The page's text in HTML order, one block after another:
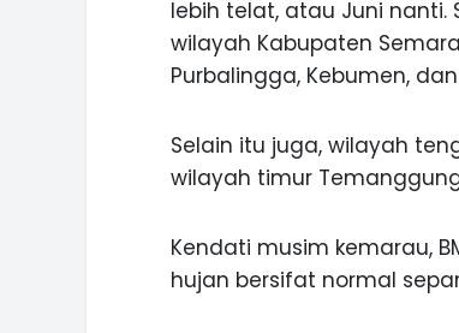
lebih telat, atau Juni
wilayah Kabupaten
Purbalingga, Kebumen,
Selain itu juga, wilayah
wilayah timur
Kendati musim kemarau,
hujan bersifat normal